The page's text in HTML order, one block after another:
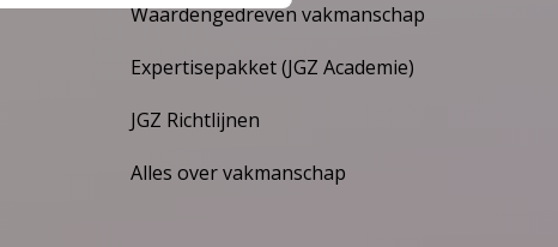
Waardengedreven vakmanschap
Expertisepakket (JGZ Academie)
JGZ Richtlijnen
Alles over vakmanschap